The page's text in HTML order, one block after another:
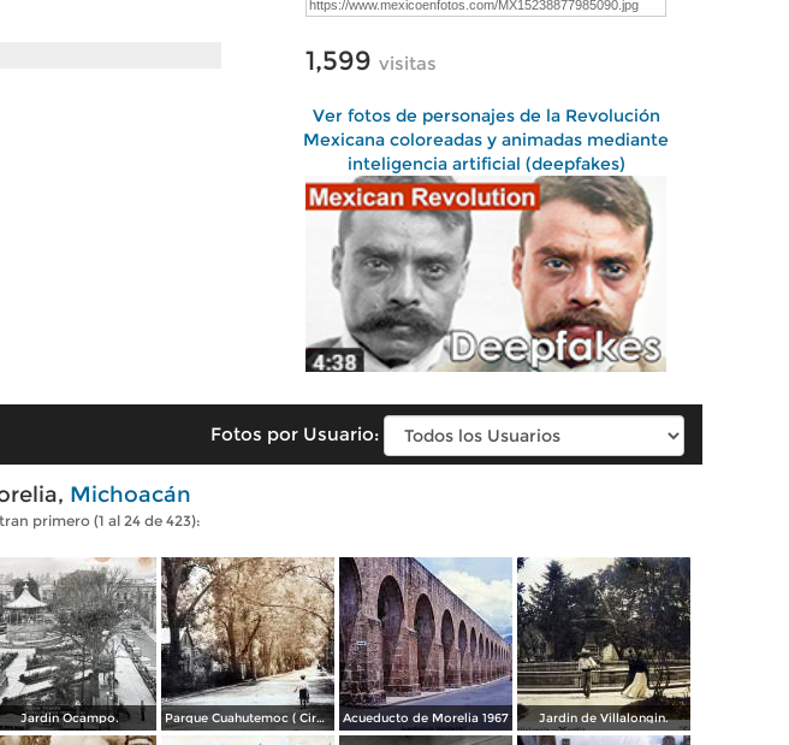
1,599 visitas
Ver fotos de personajes de la Revolución
Mexicana coloreadas y animadas mediante
inteligencia artificial (deepfakes)
Fotos por Usuario:
Michoacán
primero (1 al 24 de 423):
Jardin Ocampo. Parque Cuahutemoc ( Circulada el 24 de Junio de 1938 ). Acueducto de Morelia 1967 Jardin de Villalongin.